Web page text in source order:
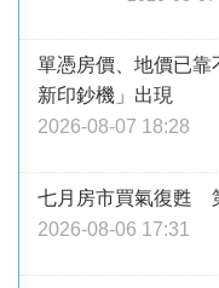
單憑房價、地價已靠
新印鈔機」出現
2026-08-07 18:28
七月房市買氣復甦
2026-08-06 17:31